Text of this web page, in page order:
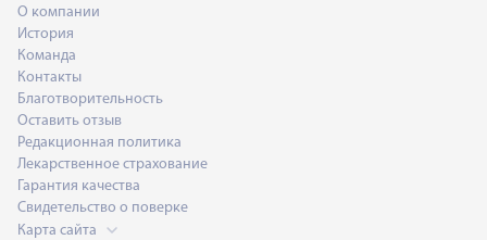
О компании
История
Команда
Контакты
Благотворительность
Оставить отзыв
Редакционная политика
Лекарственное страхование
Гарантия качества
Свидетельство о поверке
Карта сайта